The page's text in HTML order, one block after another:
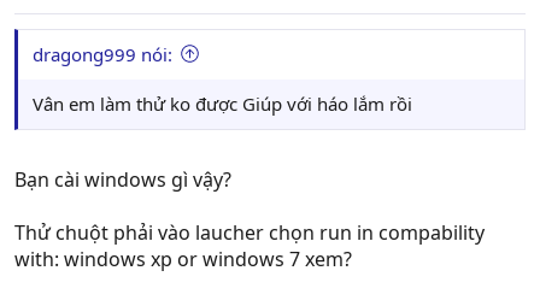
dragong999 nói:
Vân em làm thử ko được Giúp với háo lắm rồi
Bạn cài windows gì vậy?
Thử chuột phải vào laucher chọn run in compability
with: windows xp or windows 7 xem?